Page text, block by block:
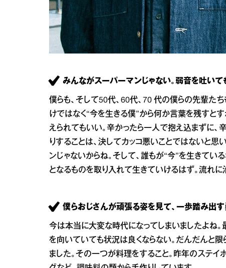
みんながスーパーマンじゃない。弱音を吐い
僕らも、そして50代、60代、70 代の僕らの先輩た
けではなく“今を生きる僕”から何か言葉を残すとす
えられてもいい。辛かったら一人で抱え込まずに
りすることは、決してカッコ悪いことではないと
ンじゃないからね。そして、誰もが“今”を生きて
となるものを取り入れて生きていけるはず。流れ
僕らおじさんが頑張る姿を見て、一歩踏み出
今は本当に大変な時代になってしまいましたよね。
を向いていても状況は良くならない。だんだんと
ました。その一つが料理をすること。昨年のステイ